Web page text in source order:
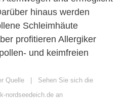
hinaus werden
Schleimhäute
profitieren Allergiker
und keimfreien
Quelle | Sehen Sie sich die
nordseedeich.de an